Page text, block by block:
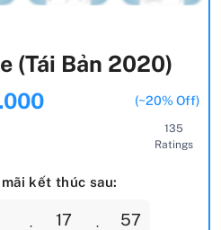
(Tái Bản 2020)
(~20% Off)
135
Ratings
kết thúc sau:
17 56